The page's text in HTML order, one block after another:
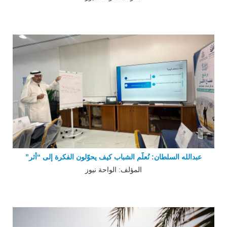
عبدالله السلطان: نُعلّم الشباب كيف يحوّلون الفكرة إلى “أثر”
المؤلف: الواحة نيوز